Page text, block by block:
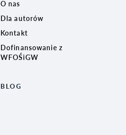
O nas
Dla autorów
Kontakt
Dofinansowanie z
WFOŚiGW
BLOG